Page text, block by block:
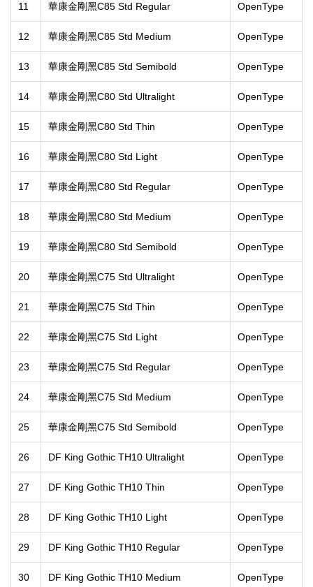
11 華康金剛黑C85 Std Regular OpenType
12 華康金剛黑C85 Std Medium OpenType
13 華康金剛黑C85 Std Semibold OpenType
14 華康金剛黑C80 Std Ultralight OpenType
15 華康金剛黑C80 Std Thin OpenType
16 華康金剛黑C80 Std Light OpenType
17 華康金剛黑C80 Std Regular OpenType
18 華康金剛黑C80 Std Medium OpenType
19 華康金剛黑C80 Std Semibold OpenType
20 華康金剛黑C75 Std Ultralight OpenType
21 華康金剛黑C75 Std Thin OpenType
22 華康金剛黑C75 Std Light OpenType
23 華康金剛黑C75 Std Regular OpenType
24 華康金剛黑C75 Std Medium OpenType
25 華康金剛黑C75 Std Semibold OpenType
26 DF King Gothic TH10 Ultralight OpenType
27 DF King Gothic TH10 Thin OpenType
28 DF King Gothic TH10 Light OpenType
29 DF King Gothic TH10 Regular OpenType
30 DF King Gothic TH10 Medium OpenType